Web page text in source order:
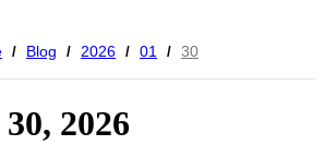
/ Blog / 2026 / 01 / 30
2026